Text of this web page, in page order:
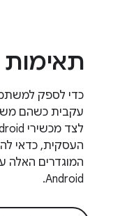
תאימות
עקבית כשהם
העסקית, כדאי
המוגדרים
Android.